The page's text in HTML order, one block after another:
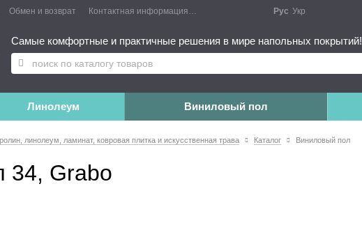
Обмен и возврат Контактная информация Публичный договор
Рус Укр
Самые комфортные и практичные решения в мире напольных покрытий!
Линолеум Виниловый пол
линолеум, ламинат, ковровая плитка и искусственная трава Каталог Виниловый пол
34, Grabo